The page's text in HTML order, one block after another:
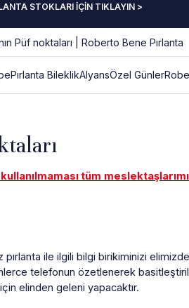
STOKLARI İÇİN TIKLAYIN >
Pırlanta BileklikAlyansÖzel Günler
tüm
pırlanta ile ilgili bilgi birikiminizi
telefonun özetlenerek
elinden geleni yapacaktır.